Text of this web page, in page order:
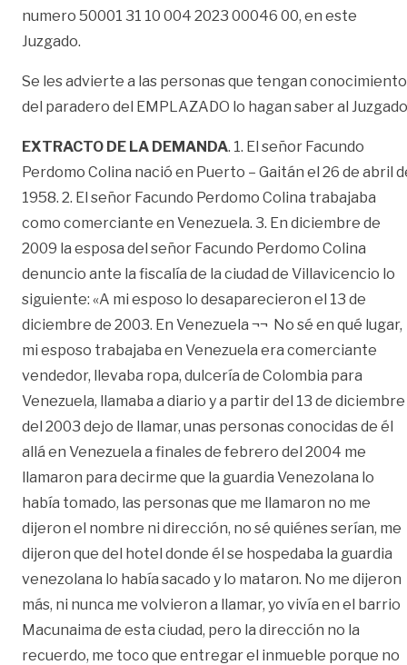
numero 50001 31 10 004 2023 00046 00, en este
Juzgado.
Se les advierte a las personas que tengan conocimiento
del paradero del EMPLAZADO lo hagan saber al
EXTRACTO DE LA DEMANDA. 1. El señor Facundo
Perdomo Colina nació en Puerto – Gaitán el 26 de abril
1958. 2. El señor Facundo Perdomo Colina trabajaba
como comerciante en Venezuela. 3. En diciembre de
2009 la esposa del señor Facundo Perdomo Colina
denuncio ante la fiscalía de la ciudad de Villavicencio lo
siguiente: «A mi esposo lo desaparecieron el 13 de
diciembre de 2003. En Venezuela ¬¬ No sé en qué lugar,
mi esposo trabajaba en Venezuela era comerciante
vendedor, llevaba ropa, dulcería de Colombia para
Venezuela, llamaba a diario y a partir del 13 de diciembre
del 2003 dejo de llamar, unas personas conocidas de él
allá en Venezuela a finales de febrero del 2004 me
llamaron para decirme que la guardia Venezolana lo
había tomado, las personas que me llamaron no me
dijeron el nombre ni dirección, no sé quiénes serían, me
dijeron que del hotel donde él se hospedaba la guardia
venezolana lo había sacado y lo mataron. No me dijeron
más, ni nunca me volvieron a llamar, yo vivía en el barrio
Macunaima de esta ciudad, pero la dirección no la
recuerdo, me toco que entregar el inmueble porque no